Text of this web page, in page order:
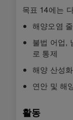
목표 14에는
해양오염
불법 어업,
로 통제
해양 산성
연안 및 해
활동